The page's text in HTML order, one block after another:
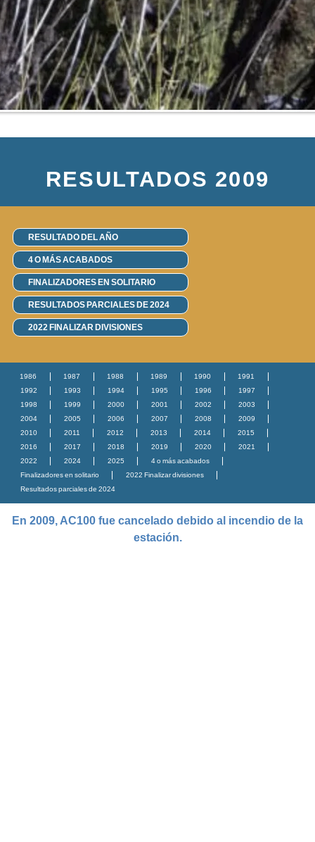
RESULTADOS 2009
RESULTADO DEL AÑO
4 O MÁS ACABADOS
FINALIZADORES EN SOLITARIO
RESULTADOS PARCIALES DE 2024
2022 FINALIZAR DIVISIONES
1986 1987 1988 1989 1990
1991
1992
1993 1994 1995 1996
1997
1998
1999 2000 2001 2002
2003
2004
2005 2006 2007 2008
2009
2010
2011 2012 2013 2014
2015
2016
2017 2018 2019 2020
2021
2022
2024 2025
4 o más acabados
Finalizadores en solitario
2022 Finalizar divisiones
Resultados parciales de 2024
En 2009, AC100 fue cancelado debido al incendio de la
estación.